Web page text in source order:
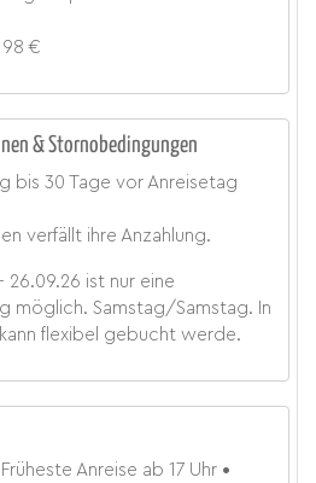
98 €
& Stornobedingungen
bis 30 Tage vor Anreisetag
verfällt ihre Anzahlung.
26.09.26 ist nur eine
möglich. Samstag/Samstag. In
flexibel gebucht werde.
Früheste Anreise ab 17 Uhr